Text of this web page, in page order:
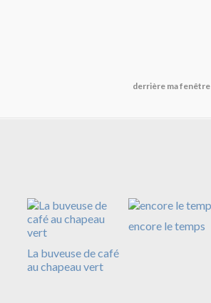
derrière ma fenêtre
La buveuse de café
au chapeau vert
encore le temps